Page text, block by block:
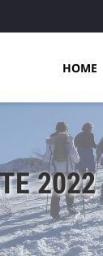
HOME